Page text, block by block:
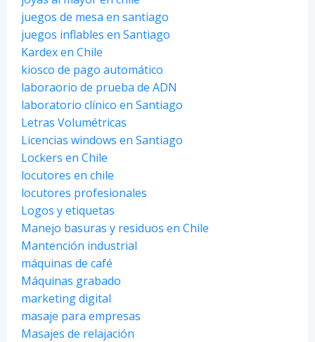
juegos de mesa en santiago
juegos inflables en Santiago
Kardex en Chile
kiosco de pago automático
laboraorio de prueba de ADN
laboratorio clínico en Santiago
Letras Volumétricas
Licencias windows en Santiago
Lockers en Chile
locutores en chile
locutores profesionales
Logos y etiquetas
Manejo basuras y residuos en Chile
Mantención industrial
máquinas de café
Máquinas grabado
marketing digital
masaje para empresas
Masajes de relajación